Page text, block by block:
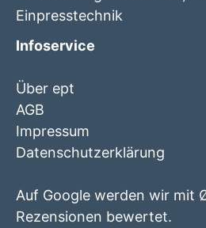
Einpresstechnik
Infoservice
Über ept
AGB
Impressum
Datenschutzerklärung
Auf Google werden wir mit
Rezensionen bewertet.